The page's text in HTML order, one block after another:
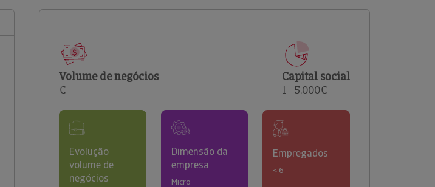
comerciais e analisar o risco de incumprimento dos
Volume de negócios
€
Capital social
1 - 5.000€
Evolução
volume de
negócios
Dimensão da
empresa
Micro
Empregados
< 6